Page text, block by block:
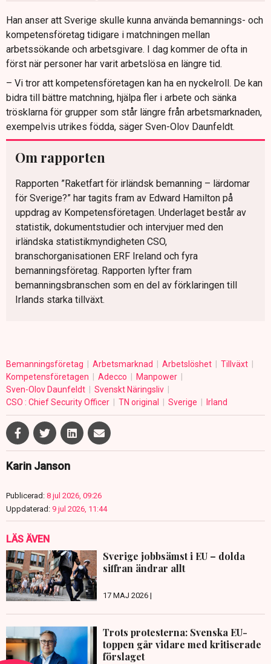
Han anser att Sverige skulle kunna använda bemannings- och
kompetensföretag tidigare i matchningen mellan
arbetssökande och arbetsgivare. I dag kommer de ofta in
först när personer har varit arbetslösa en längre tid.
– Vi tror att kompetensföretagen kan ha en nyckelroll. De kan
bidra till bättre matchning, hjälpa fler i arbete och sänka
trösklarna för grupper som står längre från arbetsmarknaden,
exempelvis utrikes födda, säger Sven-Olov Daunfeldt.
Om rapporten
Rapporten ”Raketfart för irländsk bemanning – lärdomar
för Sverige?” har tagits fram av Edward Hamilton på
uppdrag av Kompetensföretagen. Underlaget består av
statistik, dokumentstudier och intervjuer med den
irländska statistikmyndigheten CSO,
branschorganisationen ERF Ireland och fyra
bemanningsföretag. Rapporten lyfter fram
bemanningsbranschen som en del av förklaringen till
Irlands starka tillväxt.
Bemanningsföretag Arbetsmarknad Arbetslöshet
Tillväxt
Kompetensföretagen
Adecco
Manpower
Sven-Olov Daunfeldt
Svenskt Näringsliv
CSO : Chief Security Officer
TN original Sverige Irland
Karin Janson
Publicerad: 8 jul 2026, 09:26
Uppdaterad: 9 jul 2026, 11:44
LÄS ÄVEN
Sverige jobbsämst i EU – dolda
siffran ändrar allt
17 MAJ 2026 |
Trots protesterna: Svenska EU-
toppen går vidare med kritiserade
förslaget